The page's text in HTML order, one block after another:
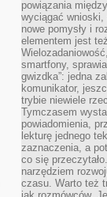
powiązania
wyciągać wnioski,
nowe pomysły i
elementem jest
smartfony,
gwizdka”: jedna
komunikator,
trybie niewiele
Tymczasem
powiadomienia,
lekturę jednego
zaznaczenia, a
co się
narzędziem
czasu. Warto też